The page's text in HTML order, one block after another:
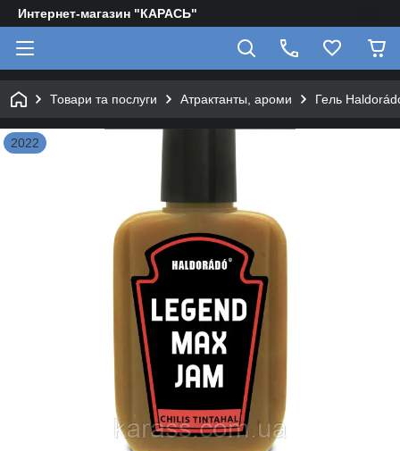
Интернет-магазин "КАРАСЬ"
Товари та послуги Атрактанты, ароми Гель
2022